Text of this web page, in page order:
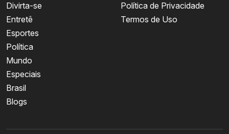
Divirta-se
Entretê
Esportes
Política
Mundo
Especiais
Brasil
Blogs
Política de Privacidade
Termos de Uso